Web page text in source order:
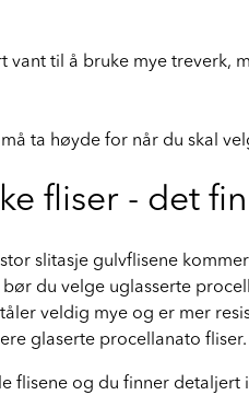
vant til å bruke mye treverk,
ta høyde for når du skal
fliser - det
slitasje gulvflisene
du velge uglasserte
veldig mye og er mer
glaserte procellanato fliser.
flisene og du finner